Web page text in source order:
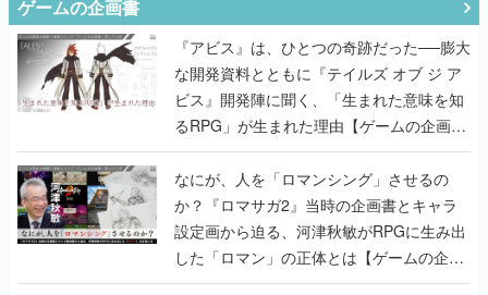
ゲームの企画書
『アビス』は、ひとつの奇跡だった──膨大
な開発資料とともに『テイルズ オブ ジ ア
ビス』開発陣に聞く、「生まれた意味を知
るRPG」が生まれた理由【ゲームの企画
書】
なにが、人を「ロマンシング」させるの
か？『ロマサガ2』当時の企画書とキャラ
設定画から迫る、河津秋敏がRPGに生み出
した「ロマン」の正体とは【ゲームの企画
書】